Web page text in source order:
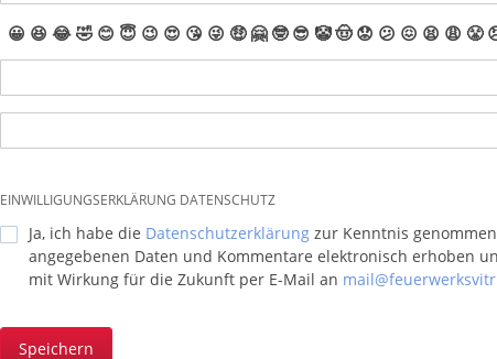
😀 😆 😂🤣 😊 😇 😉 😍 😘 😜 🤑 🤗 🤓 😎 🤡🤠 😟 😕 😖 😫 😩 😤
EINWILLIGUNGSERKLÄRUNG DATENSCHUTZ
Ja, ich habe die Datenschutzerklärungzur Kenntnis
angegebenen Daten und Kommentare elektronisch erhoben
mit Wirkung für die Zukunft per E-Mail an
Speichern